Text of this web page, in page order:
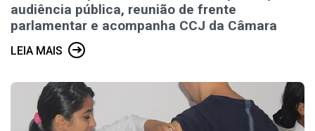
audiência pública, reunião de frente
parlamentar e acompanha CCJ da Câmara
LEIA MAIS